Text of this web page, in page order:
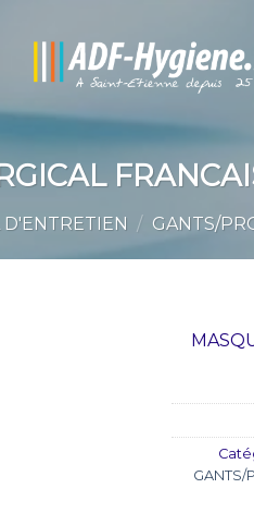
D'ENTRETIEN / GANTS/
GANTS/